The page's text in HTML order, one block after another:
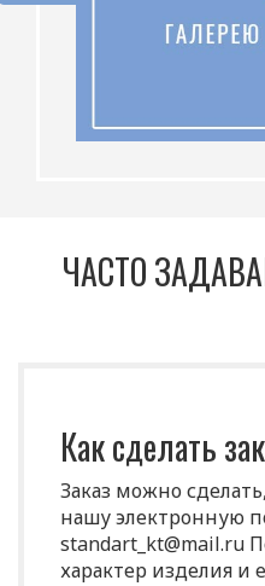
ЧАСТО
Как сделать
Заказ можно
нашу электронную
standart_kt@mail.ru
характер изделия и